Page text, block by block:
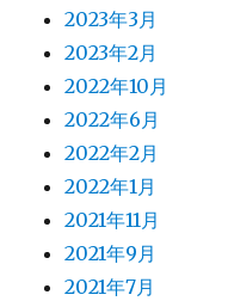
2023年3月
2023年2月
2022年10月
2022年6月
2022年2月
2022年1月
2021年11月
2021年9月
2021年7月